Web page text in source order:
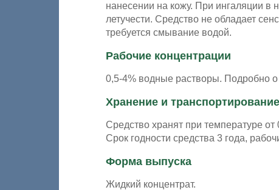
нанесении на кожу. При ингаляции
летучести. Средство не обладает
требуется смывание водой.
Рабочие концентрации
0,5-4% водные растворы. Подробно
Хранение и транспортирование
Средство хранят при температуре
Срок годности средства 3 года,
Форма выпуска
Жидкий концентрат.